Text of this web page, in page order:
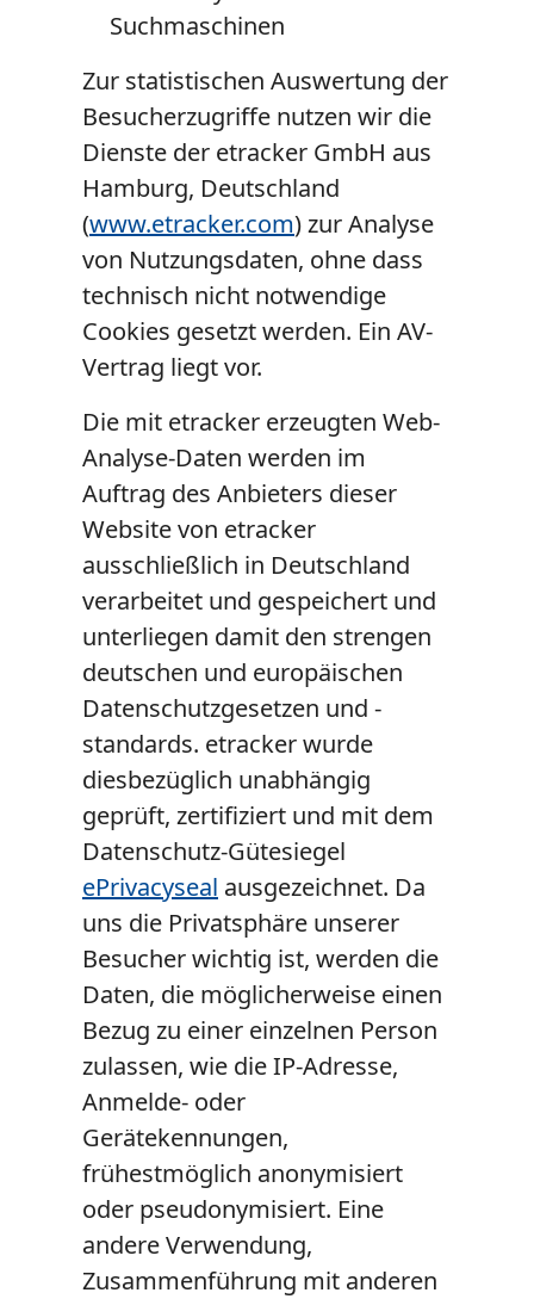
Suchmaschinen
Zur statistischen Auswertung der
Besucherzugriffe nutzen wir die
Dienste der etracker GmbH aus
Hamburg, Deutschland
(www.etracker.com) zur Analyse
von Nutzungsdaten, ohne dass
technisch nicht notwendige
Cookies gesetzt werden. Ein AV-
Vertrag liegt vor.
Die mit etracker erzeugten Web-
Analyse-Daten werden im
Auftrag des Anbieters dieser
Website von etracker
ausschließlich in Deutschland
verarbeitet und gespeichert und
unterliegen damit den strengen
deutschen und europäischen
Datenschutzgesetzen und -
standards. etracker wurde
diesbezüglich unabhängig
geprüft, zertifiziert und mit dem
Datenschutz-Gütesiegel
ePrivacyseal ausgezeichnet. Da
uns die Privatsphäre unserer
Besucher wichtig ist, werden die
Daten, die möglicherweise einen
Bezug zu einer einzelnen Person
zulassen, wie die IP-Adresse,
Anmelde- oder
Gerätekennungen,
frühestmöglich anonymisiert
oder pseudonymisiert. Eine
andere Verwendung,
Zusammenführung mit anderen